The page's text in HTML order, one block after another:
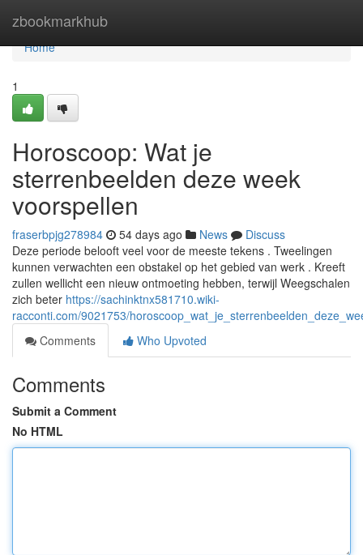
zbookmarkhub
Home
Home
1
Horoscoop: Wat je
sterrenbeelden deze week
voorspellen
fraserbpjg278984 54 days ago News
Discuss
Deze periode belooft veel voor de meeste tekens . Tweelingen
kunnen verwachten een obstakel op het gebied van werk . Kreeft
zullen wellicht een nieuw ontmoeting hebben, terwijl Weegschalen
zich beter https://sachinktnx581710.wiki-
racconti.com/9021753/
Comments
Who Upvoted
Comments
Submit a Comment
No HTML